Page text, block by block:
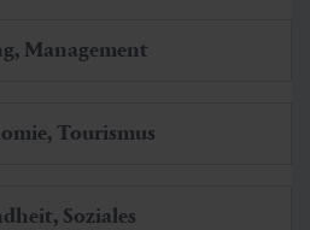
Management
Tourismus
Soziales